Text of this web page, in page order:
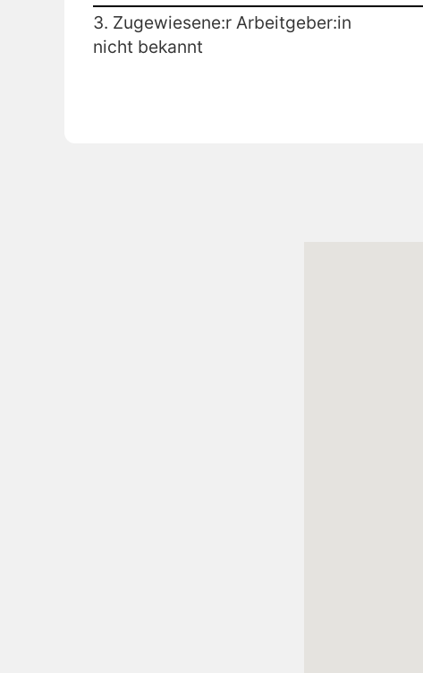
3. Zugewiesene:r Arbeitgeber:in
nicht bekannt